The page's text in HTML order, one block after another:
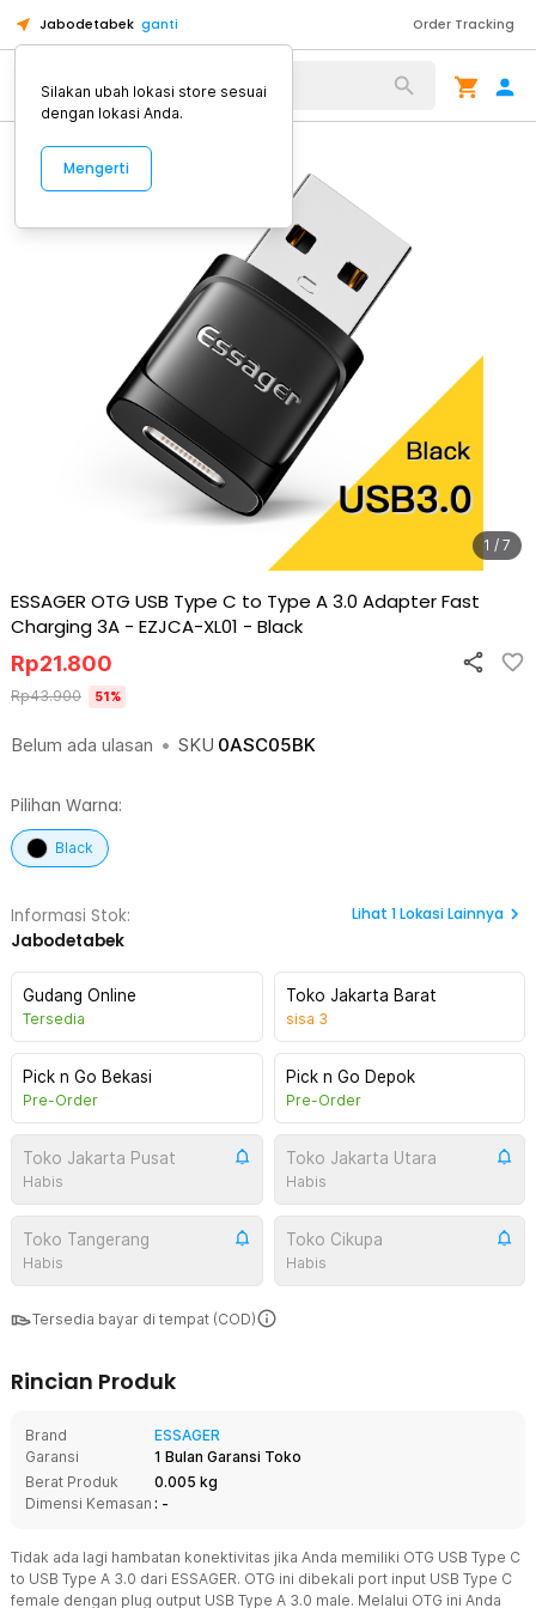
Jabodetabek ganti Order Tracking
Alat Kopi
1 / 7
ESSAGER OTG USB Type C to Type A 3.0 Adapter Fast
Charging 3A - EZJCA-XL01 - Black
Belum ada ulasan • SKU 0ASC05BK
Rp21.800
Rp43.900 51%
Pilihan Warna:
Black
Informasi Stok:
Jabodetabek
Lihat 1Lokasi Lainnya
Gudang Online
Tersedia
Toko Jakarta Barat
sisa 3
Pick n Go Bekasi
Pre-Order
Pick n Go Depok
Pre-Order
Toko Jakarta Pusat
Habis
Toko Jakarta Utara
Habis
Toko Tangerang
Habis
Toko Cikupa
Habis
Tersedia bayar di tempat (COD)
Rincian Produk
Brand
ESSAGER
Garansi
1 Bulan Garansi Toko
Berat Produk
0.005 kg
Dimensi Kemasan : -
Tidak ada lagi hambatan konektivitas jika Anda memiliki OTG USB Type C
to USB Type A 3.0 dari ESSAGER. OTG ini dibekali port input USB Type C
female dengan plug output USB Type A 3.0 male. Melalui OTG ini Anda
Silakan ubah lokasi store sesuai
dengan lokasi Anda.
Mengerti